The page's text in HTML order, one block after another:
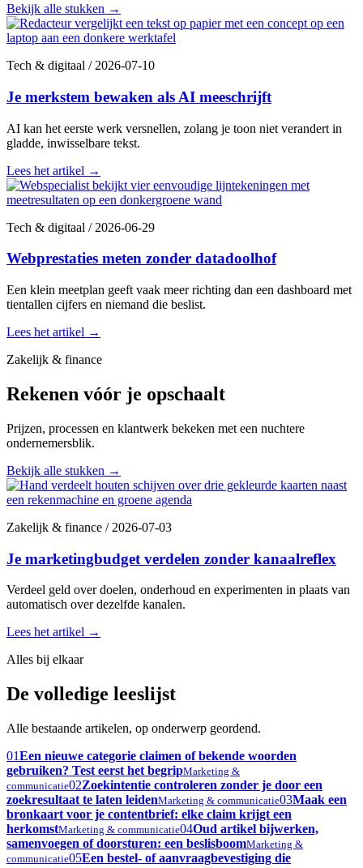
Bekijk alle stukken →
Tech & digitaal /2026-07-10
Je merkstem bewaken als AI meeschrijft
AI kan het eerste werk versnellen, zolang je toon niet verandert in
gladde, inwisselbare tekst.
Lees het artikel →
Tech & digitaal /2026-06-29
Webprestaties meten zonder datadoolhof
Een klein meetplan geeft vaak meer richting dan een dashboard met
tientallen cijfers en niemand die beslist.
Lees het artikel →
Zakelijk & finance
Rekenen vóór je opschaalt
Prijzen, processen en klantwerk bekeken met een nuchtere
ondernemersblik.
Bekijk alle stukken →
Zakelijk & finance /2026-07-03
Je marketingbudget verdelen zonder kanaalreflex
Verdeel geld over doelen, onderhoud en experimenten in plaats van
automatisch over dezelfde kanalen.
Lees het artikel →
Alles bij elkaar
De volledige leeslijst
Alle bestaande artikelen, op onderwerp geordend.
01Een nieuwe categorie claimen of bekende woorden
gebruiken? Test eerst het begripMarketing &
communicatie02Zoekintentie controleren zonder je door een
zoekresultaat te laten leidenMarketing & communicatie03Maak een
bronkaart voor je contentbrief: elke claim krijgt een
herkomstMarketing & communicatie04Oud artikel bijwerken,
samenvoegen of doorsturen: een beslisboomMarketing &
communicatie05Een bestel- of aanvraagbevestiging die